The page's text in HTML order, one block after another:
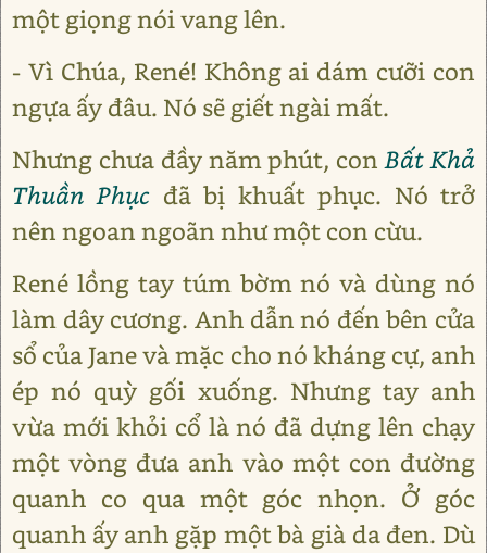
một giọng nói vang lên.
- Vì Chúa, René! Không ai dám cưỡi con
ngựa ấy đâu. Nó sẽ giết ngài mất.
Nhưng chưa đầy năm phút, conBất Khả
Thuần Phục đã bị khuất phục. Nó trở
nên ngoan ngoãn như một con cừu.
René lồng tay túm bờm nó và dùng nó
làm dây cương. Anh dẫn nó đến bên cửa
sổ của Jane và mặc cho nó kháng cự, anh
ép nó quỳ gối xuống. Nhưng tay anh
vừa mới khỏi cổ là nó đã dựng lên chạy
một vòng đưa anh vào một con đường
quanh co qua một góc nhọn. Ở góc
quanh ấy anh gặp một bà già da đen. Dù